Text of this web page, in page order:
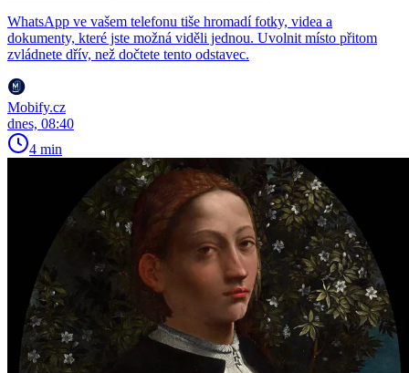
WhatsApp ve vašem telefonu tiše hromadí fotky, videa a
dokumenty, které jste možná viděli jednou. Uvolnit místo přitom
zvládnete dřív, než dočtete tento odstavec.
Mobify.cz
dnes, 08:40
4 min